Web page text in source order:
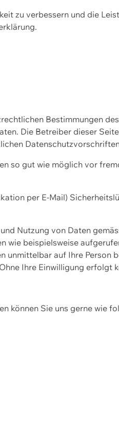
zu verbessern und die
Bestimmungen
Die Betreiber dieser
so gut wie möglich vor
per E-Mail)
Nutzung von Daten
beispielsweise
auf Ihre Person
Ihre Einwilligung erfolgt
können Sie uns gerne wie